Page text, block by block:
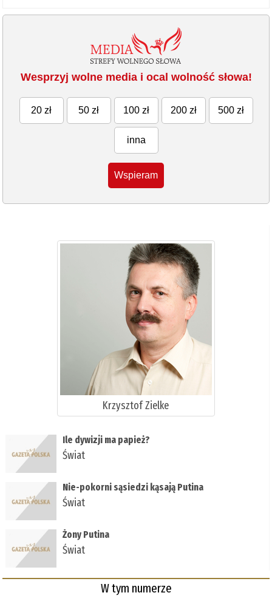
Wesprzyj wolne media i ocal wolność słowa!
20 zł 50 zł 100 zł 200 zł 500 zł
inna
Wspieram
Krzysztof Zielke
Ile dywizji ma papież?
Świat
Nie-pokorni sąsiedzi kąsają Putina
Świat
Żony Putina
Świat
W tym numerze